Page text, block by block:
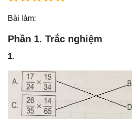
Bài làm:
Phần 1. Trắc nghiệm
1.